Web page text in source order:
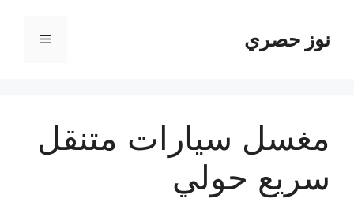
المحتوىنوز حصري القائمة
مغسل سيارات متنقل
سريع حولي